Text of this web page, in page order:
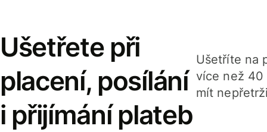
Ušetřete při
placení, posílání
i přijímání plateb
Ušetříte na
více než 40
mít